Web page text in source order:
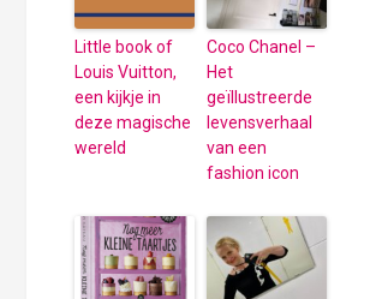
Little book of
Louis Vuitton,
een kijkje in
deze magische
wereld
Coco Chanel –
Het
geïllustreerde
levensverhaal
van een
fashion icon